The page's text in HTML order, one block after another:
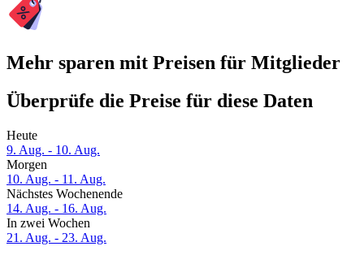
Mehr sparen mit Preisen für Mitglieder
Überprüfe die Preise für diese Daten
Heute
9. Aug. - 10. Aug.
Morgen
10. Aug. - 11. Aug.
Nächstes Wochenende
14. Aug. - 16. Aug.
In zwei Wochen
21. Aug. - 23. Aug.